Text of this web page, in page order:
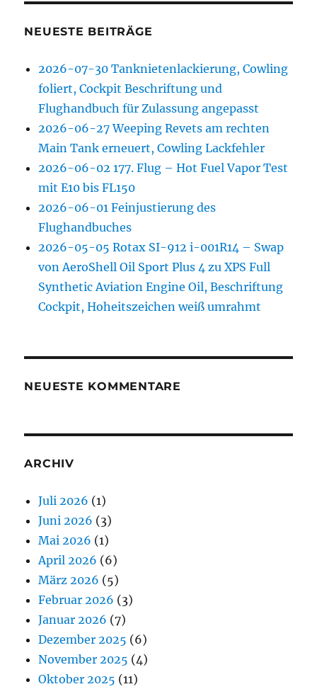
NEUESTE BEITRÄGE
2026-07-30 Tanknietenlackierung, Cowling
foliert, Cockpit Beschriftung und
Flughandbuch für Zulassung angepasst
2026-06-27 Weeping Revets am rechten
Main Tank erneuert, Cowling Lackfehler
2026-06-02 177. Flug – Hot Fuel Vapor Test
mit E10 bis FL150
2026-06-01 Feinjustierung des
Flughandbuches
2026-05-05 Rotax SI-912 i-001R14 – Swap
von AeroShell Oil Sport Plus 4 zu XPS Full
Synthetic Aviation Engine Oil, Beschriftung
Cockpit, Hoheitszeichen weiß umrahmt
NEUESTE KOMMENTARE
ARCHIV
Juli 2026 (1)
Juni 2026 (3)
Mai 2026 (1)
April 2026 (6)
März 2026 (5)
Februar 2026 (3)
Januar 2026 (7)
Dezember 2025 (6)
November 2025 (4)
Oktober 2025 (11)